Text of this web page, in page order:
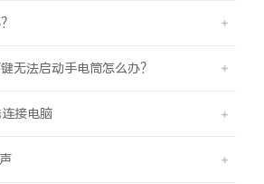
无法启动手电筒怎么办？
接电脑